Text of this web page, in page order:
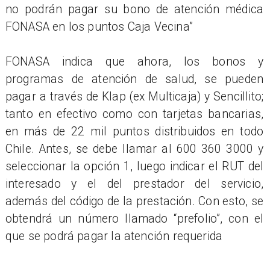
no podrán pagar su bono de atención médica
FONASA en los puntos Caja Vecina”
FONASA indica que ahora, los bonos y
programas de atención de salud, se pueden
pagar a través de Klap (ex Multicaja) y Sencillito;
tanto en efectivo como con tarjetas bancarias,
en más de 22 mil puntos distribuidos en todo
Chile. Antes, se debe llamar al 600 360 3000 y
seleccionar la opción 1, luego indicar el RUT del
interesado y el del prestador del servicio,
además del código de la prestación. Con esto, se
obtendrá un número llamado “prefolio”, con el
que se podrá pagar la atención requerida